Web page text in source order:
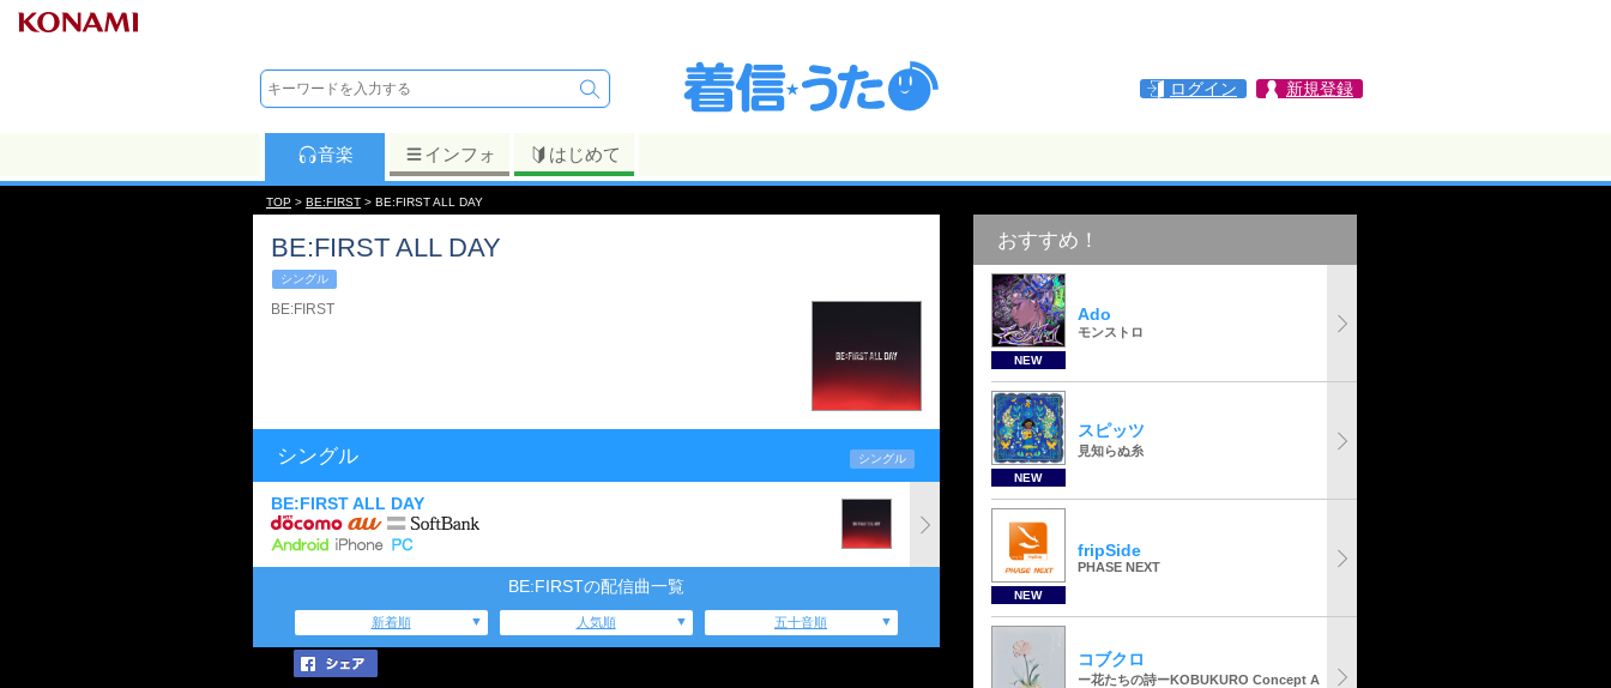
ログイン 新規登録
音楽 インフォ はじめて
TOP > BE:FIRST > BE:FIRST ALL DAY
BE:FIRST ALL DAY
シングル
BE:FIRST
シングル シングル
BE:FIRST ALL DAY
BE:FIRSTの配信曲一覧
新着順 人気順 五十音順
おすすめ！
NEW
Ado
モンストロ
NEW
スピッツ
見知らぬ糸
NEW
fripSide
PHASE NEXT
コブクロ
ー花たちの詩ーKOBUKURO Concept A